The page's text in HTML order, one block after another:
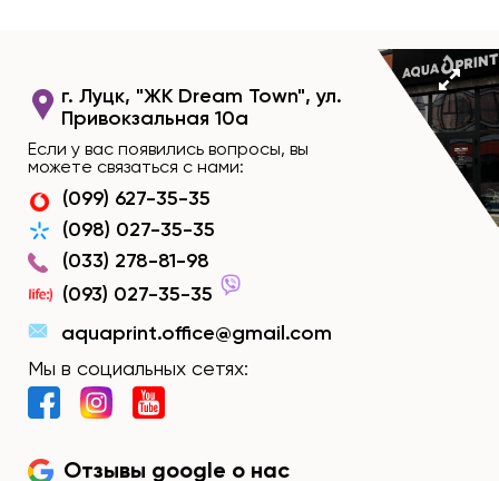
г. Луцк, "ЖК Dream Town", ул.
Привокзальная 10а
Если у вас появились вопросы, вы
можете связаться с нами:
(099) 627-35-35
(098) 027-35-35
(033) 278-81-98
(093) 027-35-35
aquaprint.office@gmail.com
Мы в социальных сетях:
Отзывы google о нас